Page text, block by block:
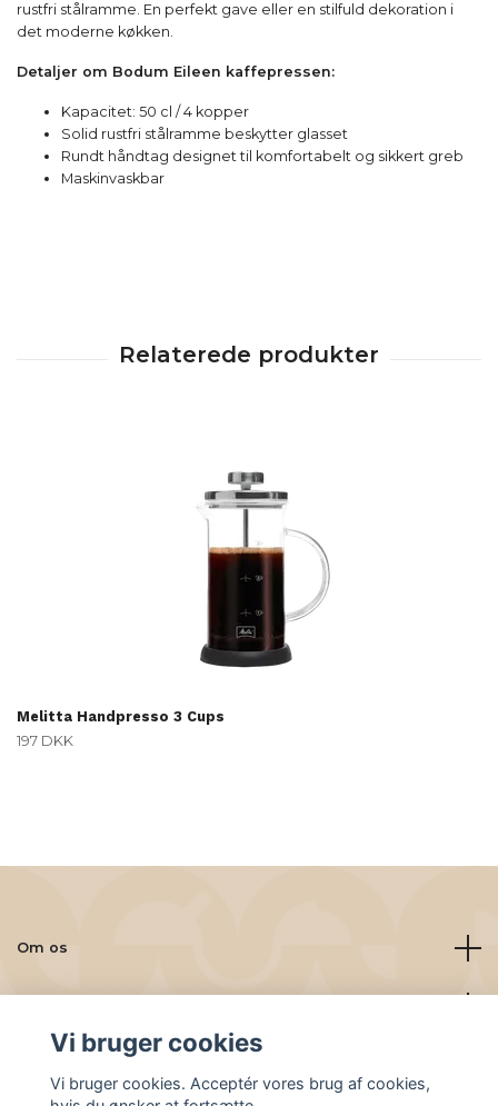
rustfri stålramme. En perfekt gave eller en stilfuld dekoration i
det moderne køkken.
Detaljer om Bodum Eileen kaffepressen:
Kapacitet: 50 cl / 4 kopper
Solid rustfri stålramme beskytter glasset
Rundt håndtag designet til komfortabelt og sikkert greb
Maskinvaskbar
Melitta Handpresso 3 Cups
197 DKK
Om os
Vi bruger cookies
Vi bruger cookies. Acceptér vores brug af cookies,